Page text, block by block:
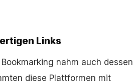
Links
nahm auch dessen
diese Plattformen mit